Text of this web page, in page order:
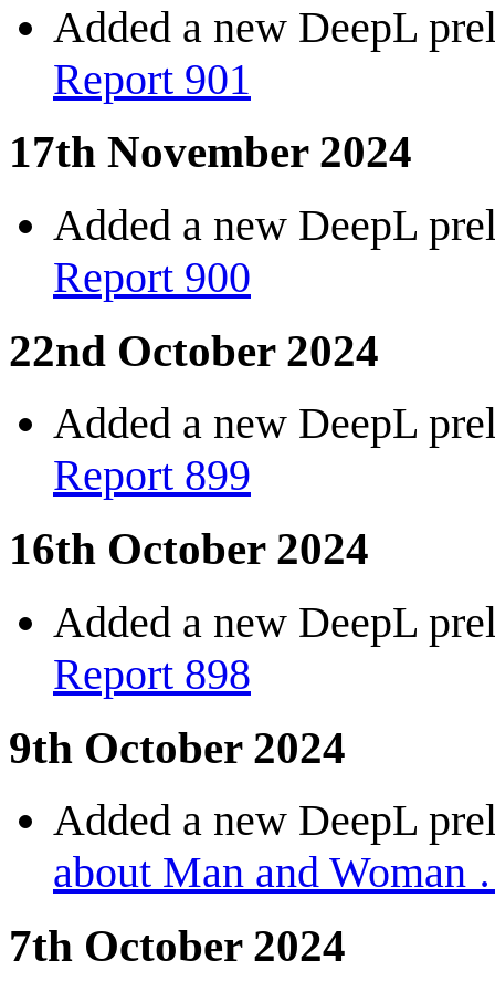
Added a new DeepL
Report 901
17th November 2024
Added a new DeepL
Report 900
22nd October 2024
Added a new DeepL
Report 899
16th October 2024
Added a new DeepL
Report 898
9th October 2024
Added a new DeepL
about Man and
7th October 2024